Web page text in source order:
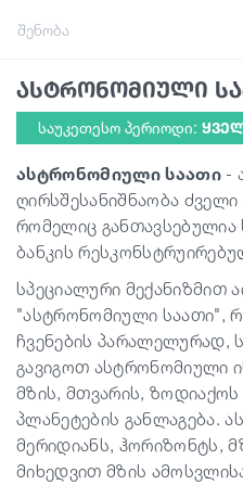
საქართველო
შენობა
ასტრონომიული
საუკეთესო პერიოდი:
ასტრონომიული საათი-
ღირსშესანიშნაობა ძველი
რომელიც
ბანკის
სპეციალური მექანიზმით
"ასტრონომიული საათი",
ჩვენების პარალელურად,
გავიგოთ ასტრონომიული
მზის, მთვარის,
პლანეტების განლაგება.
მერიდიანს, ჰორიზონტს,
მიხედვით მზის